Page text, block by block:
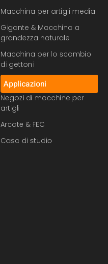
Macchina per artigli media
Gigante & Macchina a
grandezza naturale
Macchina per lo scambio
di gettoni
Applicazioni
Negozi di macchine per
artigli
Arcate & FEC
Caso di studio